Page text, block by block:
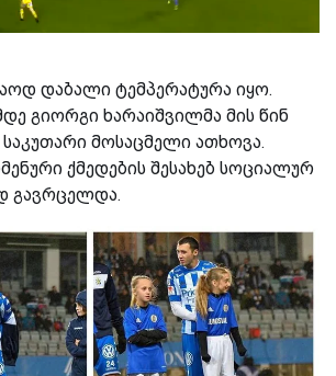
დაბალი ტემპერატურა იყო.
გიორგი ხარაიშვილმა მის წინ
მოსაცმელი ათხოვა.
ქმედების შესახებ სოციალურ
გავრცელდა.